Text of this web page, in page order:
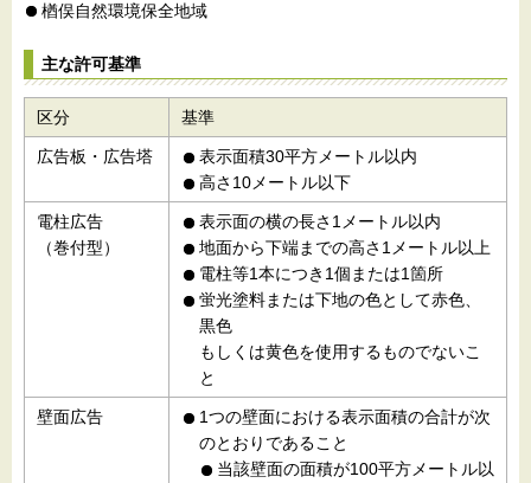
楢俣自然環境保全地域
主な許可基準
区分 基準
広告板・広告塔
表示面積30平方メートル以内
高さ10メートル以下
電柱広告
（巻付型）
表示面の横の長さ1メートル以内
地面から下端までの高さ1メートル以上
電柱等1本につき1個または1箇所
蛍光塗料または下地の色として赤色、
黒色
もしくは黄色を使用するものでないこ
と
壁面広告
1つの壁面における表示面積の合計が次
のとおりであること
当該壁面の面積が100平方メートル以